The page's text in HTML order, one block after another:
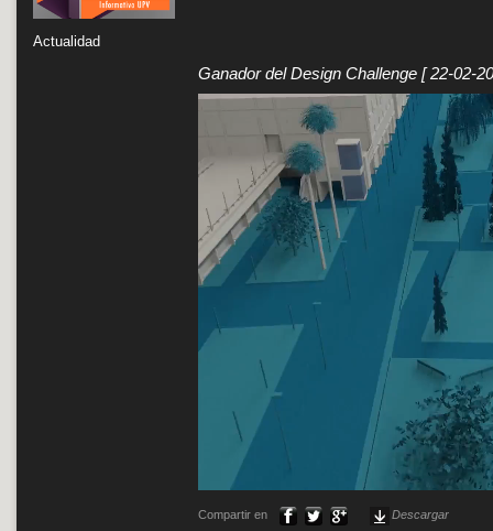
Actualidad
Ganador del Design Challenge [ 22-02-
Compartir en Descargar